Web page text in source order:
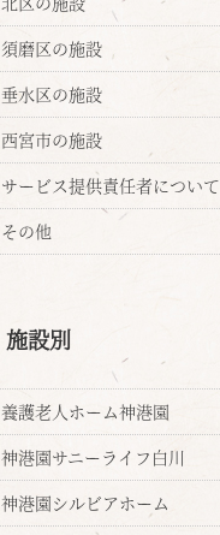
須磨区の施設
垂水区の施設
西宮市の施設
サービス提供責任者について
その他
施設別
養護老人ホーム神港園
神港園サニーライフ白川
神港園シルビアホーム